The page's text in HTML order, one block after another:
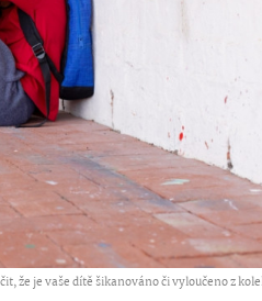
že je vaše dítě šikanováno či vyloučeno z